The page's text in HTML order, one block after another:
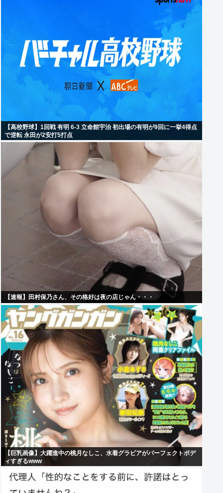
【高校野球】1回戦 有明 6-3 立命館宇治 初出場の有明が9回に一挙4得点
で逆転 永田が2安打5打点
【速報】田村保乃さん、その格好は夜の店じゃん・・・
【巨乳画像】大躍進中の桃月なしこ、水着グラビアがパーフェクトボデ
ィすぎるwww